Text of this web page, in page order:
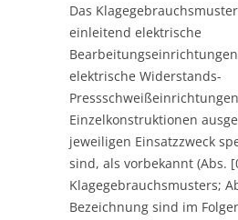
Das
einleitend elektrische
elektrische Widerstands-
Einzelkonstruktionen
jeweiligen Einsatzzweck
sind, als vorbekannt (Abs.
Klagegebrauchsmusters;
Bezeichnung sind im